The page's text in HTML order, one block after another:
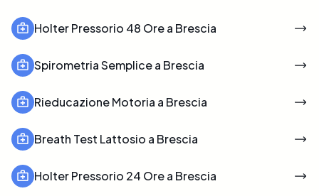
Holter Pressorio 48 Ore a Brescia
Spirometria Semplice a Brescia
Rieducazione Motoria a Brescia
Breath Test Lattosio a Brescia
Holter Pressorio 24 Ore a Brescia